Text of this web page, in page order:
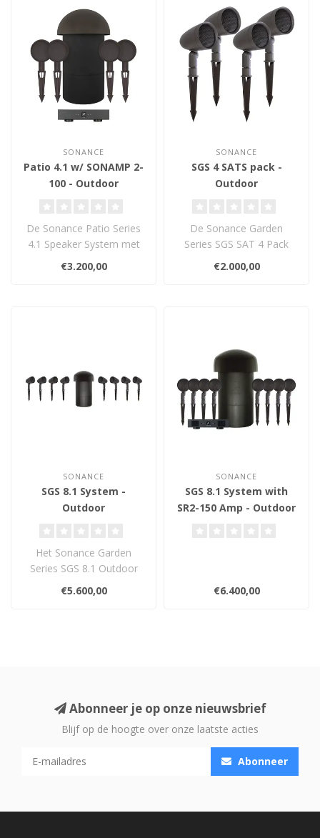
SONANCE
Patio 4.1 w/ SONAMP 2-
100 - Outdoor
De Sonance Patio Series
4.1 Speaker System met
SONAMP 2-100 levert
gelijkmatige,..
€3.200,00
SONANCE
SGS 4 SATS pack -
Outdoor
De Sonance Garden
Series SGS SAT 4 Pack
bevat vier
satellietspeakers die
€2.000,00
SONANCE
SGS 8.1 System -
Outdoor
Het Sonance Garden
Series SGS 8.1 Outdoor
geluid met 8 sate..
€5.600,00
SONANCE
SGS 8.1 System with
SR2-150 Amp - Outdoor
€6.400,00
Abonneer je op onze nieuwsbrief
Blijf op de hoogte over onze laatste acties
Abonneer